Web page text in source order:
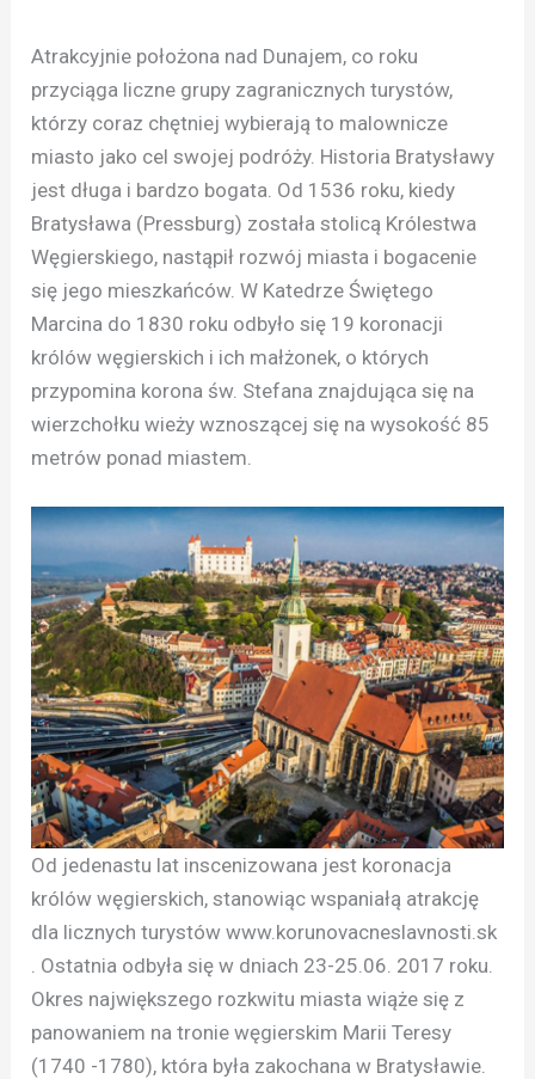
Atrakcyjnie położona nad Dunajem, co roku
przyciąga liczne grupy zagranicznych turystów,
którzy coraz chętniej wybierają to malownicze
miasto jako cel swojej podróży. Historia Bratysławy
jest długa i bardzo bogata. Od 1536 roku, kiedy
Bratysława (Pressburg) została stolicą Królestwa
Węgierskiego, nastąpił rozwój miasta i bogacenie
się jego mieszkańców. W Katedrze Świętego
Marcina do 1830 roku odbyło się 19 koronacji
królów węgierskich i ich małżonek, o których
przypomina korona św. Stefana znajdująca się na
wierzchołku wieży wznoszącej się na wysokość 85
metrów ponad miastem.
Od jedenastu lat inscenizowana jest koronacja
królów węgierskich, stanowiąc wspaniałą atrakcję
dla licznych turystów www.korunovacneslavnosti.sk
. Ostatnia odbyła się w dniach 23-25.06. 2017 roku.
Okres największego rozkwitu miasta wiąże się z
panowaniem na tronie węgierskim Marii Teresy
(1740 -1780), która była zakochana w Bratysławie.